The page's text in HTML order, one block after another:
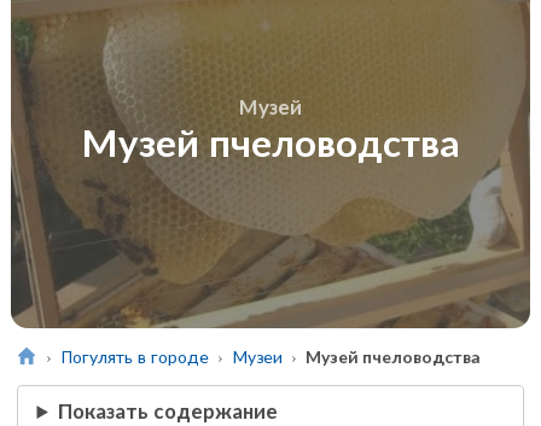
Музей
Музей пчеловодства
Погулять в городе Музеи Музей пчеловодства
Показать содержание